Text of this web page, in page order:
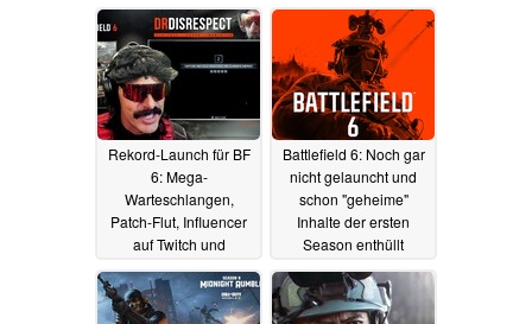
Rekord-Launch für BF
6: Mega-
Warteschlangen,
Patch-Flut, Influencer
auf Twitch und
YouTube in Rage,
Spieler und Tester in
Bomben-Stimmung
Battlefield 6: Noch gar
nicht gelauncht und
schon "geheime"
Inhalte der ersten
Season enthüllt
01.10.2025